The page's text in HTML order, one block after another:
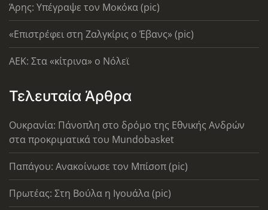
Άρης: Υπέγραψε τον Μοκόκα (pic)
«Επιστρέφει στη Ζαλγκίρις ο Έβανς» (pic)
AEK: Στα «κίτρινα» ο Νόλεϊ
Τελευταία Άρθρα
Ουκρανία: Πάνοπλη στο δρόμο της Εθνικής Ανδρών
στα προκριματικά του Mundobasket
Παπάγου: Ανακοίνωσε τον Μπίσοπ (pic)
Πρωτέας: Στη Βούλα η Ιγουάλα (pic)